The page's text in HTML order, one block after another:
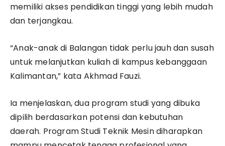
memiliki akses pendidikan tinggi yang lebih mudah
dan terjangkau.
“Anak-anak di Balangan tidak perlu jauh dan susah
untuk melanjutkan kuliah di kampus kebanggaan
Kalimantan,” kata Akhmad Fauzi.
Ia menjelaskan, dua program studi yang dibuka
dipilih berdasarkan potensi dan kebutuhan
daerah. Program Studi Teknik Mesin diharapkan